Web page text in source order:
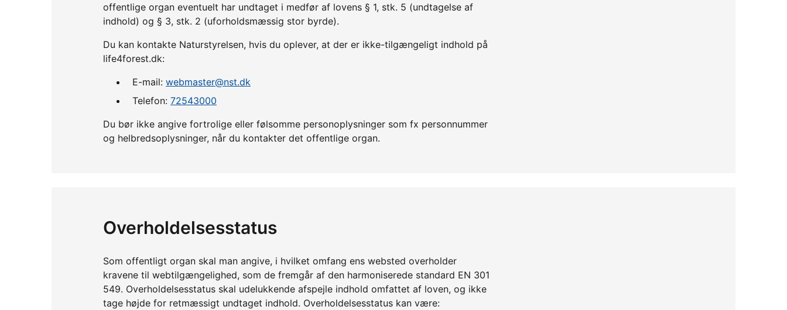
offentlige organ eventuelt har undtaget i medfør af lovens § 1, stk. 5 (undtagelse af
indhold) og § 3, stk. 2 (uforholdsmæssig stor byrde).
Du kan kontakte Naturstyrelsen, hvis du oplever, at der er ikke-tilgængeligt indhold på
life4forest.dk:
E-mail: webmaster@nst.dk
Telefon: 72543000
Du bør ikke angive fortrolige eller følsomme personoplysninger som fx personnummer
og helbredsoplysninger, når du kontakter det offentlige organ.
Overholdelsesstatus
Som offentligt organ skal man angive, i hvilket omfang ens websted overholder
kravene til webtilgængelighed, som de fremgår af den harmoniserede standard EN 301
549. Overholdelsesstatus skal udelukkende afspejle indhold omfattet af loven, og ikke
tage højde for retmæssigt undtaget indhold. Overholdelsesstatus kan være: